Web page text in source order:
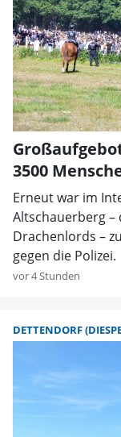
3500
Erneut war im
Altschauerberg
Drachenlords –
gegen die Polizei.
vor 4 Stunden
DETTENDORF